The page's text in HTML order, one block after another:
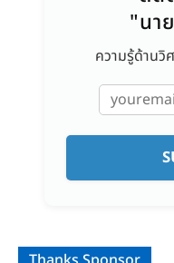
"นา
ความรู้ด้านวิ